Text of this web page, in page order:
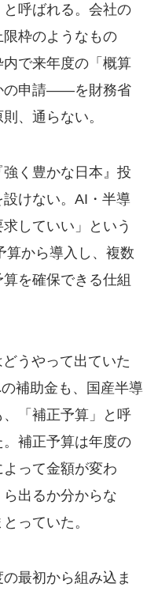
呼ばれる。会社の
枠のようなもの
で来年度の「概算
の申請——を財務省
、通らない。
く豊かな日本』投
けない。AI・半導
していい」という
算から導入し、複数
を確保できる仕組
うやって出ていた
補助金も、国産半導
「補正予算」と呼
補正予算は年度の
って金額が変わ
出るか分からな
っていた。
最初から組み込ま